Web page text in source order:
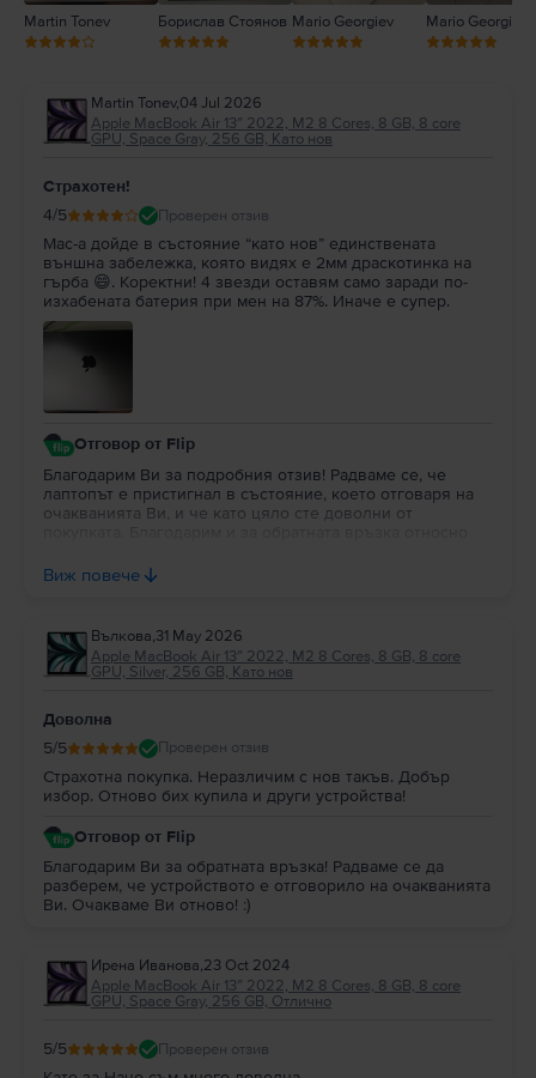
Martin Tonev Борислав Стоянов Mario Georgiev Mario Georgiev
Martin Tonev,04 Jul 2026
Apple MacBook Air 13″ 2022, M2 8 Cores, 8 GB, 8 core
GPU, Space Gray, 256 GB, Като нов
Страхотен!
4/5 Проверен отзив
Mac-a дойде в състояние “като нов” единствената
външна забележка, която видях е 2мм драскотинка на
гърба 😄. Коректни! 4 звезди оставям само заради по-
изхабената батерия при мен на 87%. Иначе е супер.
Отговор от Flip
Благодарим Ви за подробния отзив! Радваме се, че
лаптопът е пристигнал в състояние, което отговаря на
очакванията Ви, и че като цяло сте доволни от
разполагат с капацитет на батерия от 85% до 100% и
ползване, а при нужда от съдействие винаги сме на
разположение! :)
Виж повече
Вълкова,31 May 2026
Apple MacBook Air 13″ 2022, M2 8 Cores, 8 GB, 8 core
GPU, Silver, 256 GB, Като нов
Доволна
5/5 Проверен отзив
Страхотна покупка. Неразличим с нов такъв. Добър
избор. Отново бих купила и други устройства!
Отговор от Flip
Благодарим Ви за обратната връзка! Радваме се да
разберем, че устройството е отговорило на очакванията
Ви. Очакваме Ви отново! :)
Ирена Иванова,23 Oct 2024
Apple MacBook Air 13″ 2022, M2 8 Cores, 8 GB, 8 core
GPU, Space Gray, 256 GB, Отлично
5/5 Проверен отзив